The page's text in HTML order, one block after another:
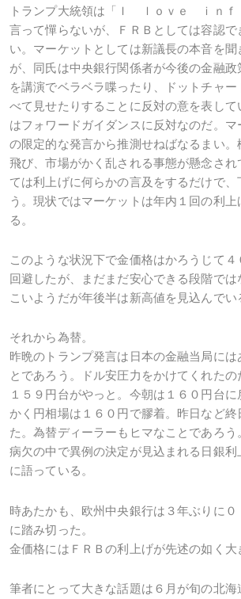
トランプ大統領は「Ｉ ｌｏｖｅ ｉｎｆ
言って憚らないが、ＦＲＢとしては容認で
い。マーケットとしては新議長の本音を
が、同氏は中央銀行関係者が今後の金融政
を講演でベラベラ喋ったり、ドットチャ
べて見せたりすることに反対の意を表し
はフォワードガイダンスに反対なのだ。
の限定的な発言から推測せねばなるまい
飛び、市場がかく乱される事態が懸念され
ては利上げに何らかの言及をするだけで、
う。現状ではマーケットは年内１回の利
る。
このような状況下で金価格はかろうじて
回避したが、まだまだ安心できる段階では
こいようだが年後半は新高値を見込んでい
それから為替。
昨晩のトランプ発言は日本の金融当局には
とであろう。ドル安圧力をかけてくれたの
１５９円台がやっと。今朝は１６０円台に
かく円相場は１６０円で膠着。昨日など終
た。為替ディーラーもヒマなことであろ
病欠の中で異例の決定が見込まれる日銀利
に語っている。
時あたかも、欧州中央銀行は３年ぶりに
に踏み切った。
金価格にはＦＲＢの利上げが先述の如く大
筆者にとって大きな話題は６月が旬の北海